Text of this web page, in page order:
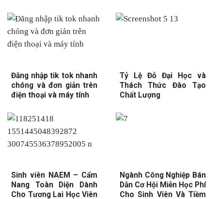
Đăng nhập tik tok nhanh
chóng và đơn giản trên
điện thoại và máy tính
Tỷ Lệ Đỗ Đại Học và
Thách Thức Đào Tạo
Chất Lượng
Sinh viên NAEM – Cẩm
Nang Toàn Diện Dành
Cho Tương Lai Học Viên
Ngành Công Nghiệp Bán
Dẫn Cơ Hội Miễn Học Phí
Cho Sinh Viên Và Tiềm